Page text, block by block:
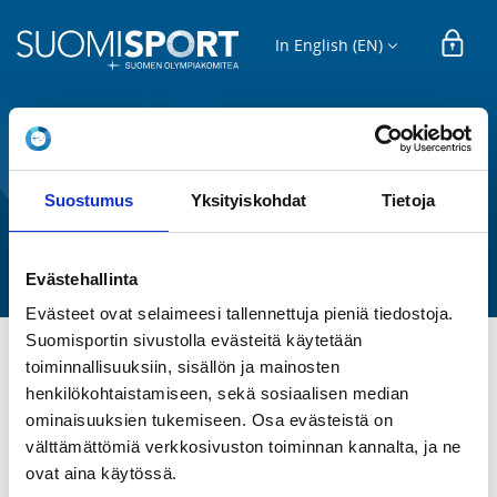
Suostumus Yksityiskohdat Tietoja
Evästehallinta
Evästeet ovat selaimeesi tallennettuja pieniä tiedostoja.
Suomisportin sivustolla evästeitä käytetään
toiminnallisuuksiin, sisällön ja mainosten
henkilökohtaistamiseen, sekä sosiaalisen median
ominaisuuksien tukemiseen. Osa evästeistä on
välttämättömiä verkkosivuston toiminnan kannalta, ja ne
ovat aina käytössä.
In English (EN)
SPORTS AND HOBBY EVENT
Kukkian retki
Th 25.6.2026
LOCATION